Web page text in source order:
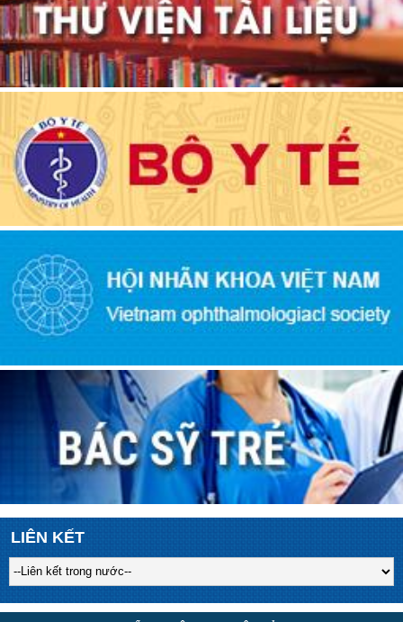
LIÊN KẾT